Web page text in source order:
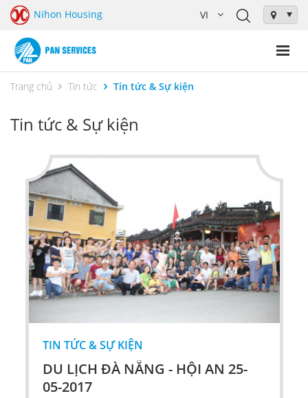
Nihon Housing
Trang chủ Tin tức Tin tức & Sự kiện
Tin tức & Sự kiện
TIN TỨC & SỰ KIỆN
DU LỊCH ĐÀ NẴNG - HỘI AN 25-
05-2017